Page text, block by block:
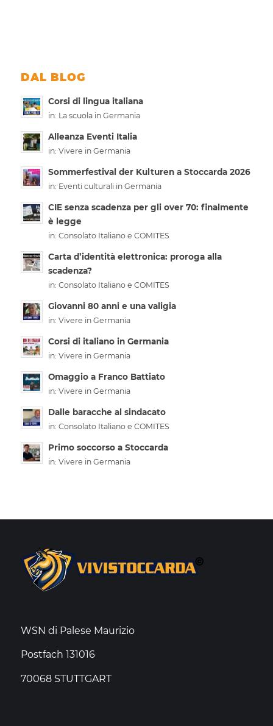
DAL BLOG
Corsi di lingua italiana
in: La scuola in Germania
Alleanza Eventi Italia
in: Vivere in Germania
Sommerfestival der Kulturen a Stoccarda 2026
in: Eventi culturali in Germania
CIE senza scadenza per gli over 70: finalmente
è legge
in: Consolato Italiano e COMITES
Carta d’identità elettronica: proroga alla
scadenza?
in: Consolato Italiano e COMITES
Giovanni 80 anni e una valigia
in: Vivere in Germania
Corsi di italiano in Germania
in: Vivere in Germania
Omaggio a Franco Battiato
in: Vivere in Germania
Dalle baracche al sindacato
in: Consolato Italiano e COMITES
Primo soccorso a Stoccarda
in: Vivere in Germania
WSN di Palese Maurizio
Postfach 131016
70068 STUTTGART